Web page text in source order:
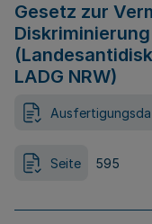
Gesetz zur
LADG NRW)
Seite 595